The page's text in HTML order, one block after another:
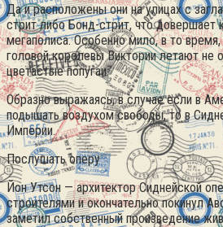
Да и расположены они на улицах с
стрит либо Бонд-стрит, что довершает
мегаполиса. Особенно мило, в то
головой королевы Виктории летают не
цветастые попугаи.
Образно выражаясь, в случае если в
подышать воздухом свободы, то в
Империи.
Послушать оперу
Йон Утсон — архитектор Сиднейской
строителями и окончательно покинул
заметил собственный произведение